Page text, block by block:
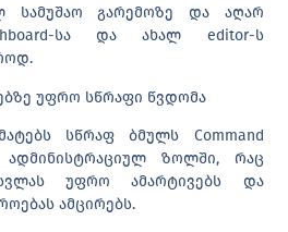
სამუშაო გარემოზე და აღარ
სა და ახალ editor-ს
უფრო სწრაფი წვდომა
სწრაფ ბმულს Command
ადმინისტრაციულ ზოლში, რაც
უფრო ამარტივებს და
ამცირებს.